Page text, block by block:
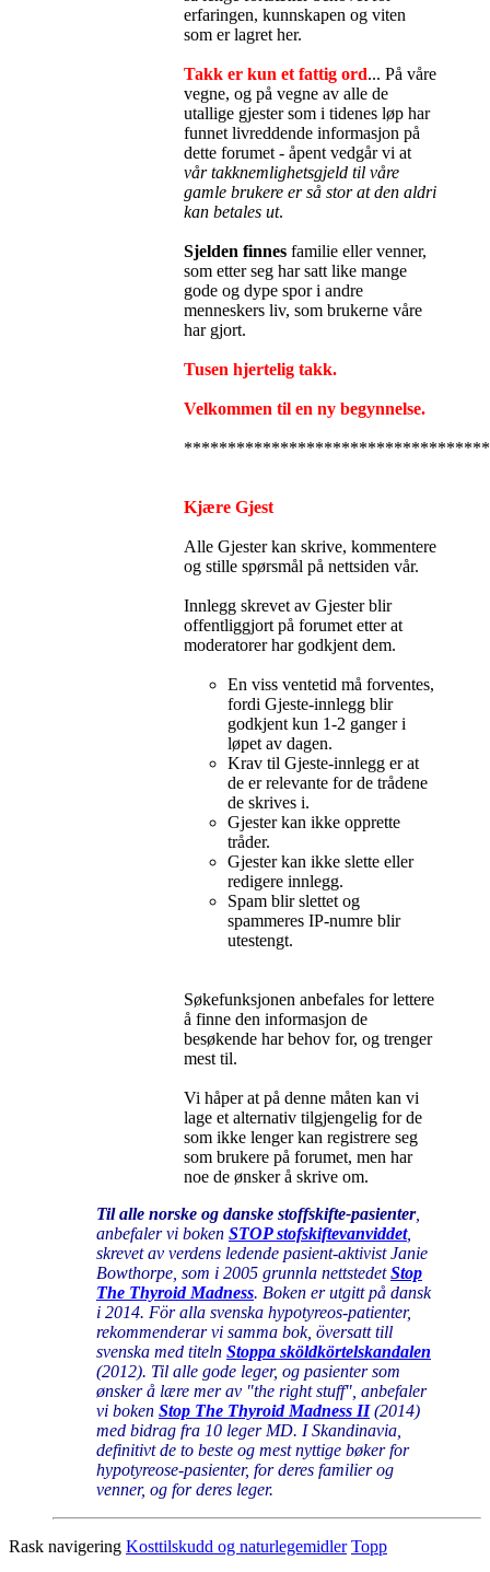
erfaringen, kunnskapen og viten
som er lagret her.
Takk er kun et fattig ord... På våre
vegne, og på vegne av alle de
utallige gjester som i tidenes løp har
funnet livreddende informasjon på
dette forumet - åpent vedgår vi at
vår takknemlighetsgjeld til våre
gamle brukere er så stor at den aldri
kan betales ut.
Sjelden finnes familie eller venner,
som etter seg har satt like mange
gode og dype spor i andre
menneskers liv, som brukerne våre
har gjort.
Tusen hjertelig takk.
Velkommen til en ny begynnelse.
Kjære Gjest
Alle Gjester kan skrive, kommentere
og stille spørsmål på nettsiden vår.
Innlegg skrevet av Gjester blir
offentliggjort på forumet etter at
moderatorer har godkjent dem.
En viss ventetid må forventes,
fordi Gjeste-innlegg blir
godkjent kun 1-2 ganger i
løpet av dagen.
Krav til Gjeste-innlegg er at
de er relevante for de trådene
de skrives i.
Gjester kan ikke opprette
tråder.
Gjester kan ikke slette eller
redigere innlegg.
Spam blir slettet og
spammeres IP-numre blir
utestengt.
Søkefunksjonen anbefales for lettere
å finne den informasjon de
besøkende har behov for, og trenger
mest til.
Vi håper at på denne måten kan vi
lage et alternativ tilgjengelig for de
som ikke lenger kan registrere seg
som brukere på forumet, men har
noe de ønsker å skrive om.
Til alle norske og danske stoffskifte-pasienter,
anbefaler vi boken STOP stofskiftevanviddet,
skrevet av verdens ledende pasient-aktivist Janie
Bowthorpe, som i 2005 grunnla nettstedetStop
The Thyroid Madness. Boken er utgitt på dansk
i 2014. För alla svenska hypotyreos-patienter,
rekommenderar vi samma bok, översatt till
svenska med titeln Stoppa sköldkörtelskandalen
(2012). Til alle gode leger, og pasienter som
ønsker å lære mer av "the right stuff", anbefaler
vi boken Stop The Thyroid Madness II(2014)
med bidrag fra 10 leger MD. I Skandinavia,
definitivt de to beste og mest nyttige bøker for
hypotyreose-pasienter, for deres familier og
venner, og for deres leger.
Rask navigering Kosttilskudd og naturlegemidler Topp